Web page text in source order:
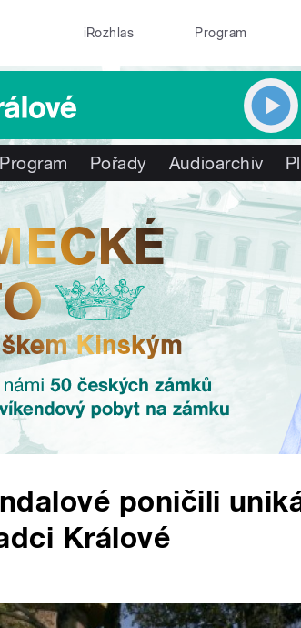
iRozhlas Program
Program Pořady Audioarchiv
poničili
Králové